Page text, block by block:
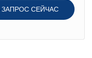
СЕЙЧАС